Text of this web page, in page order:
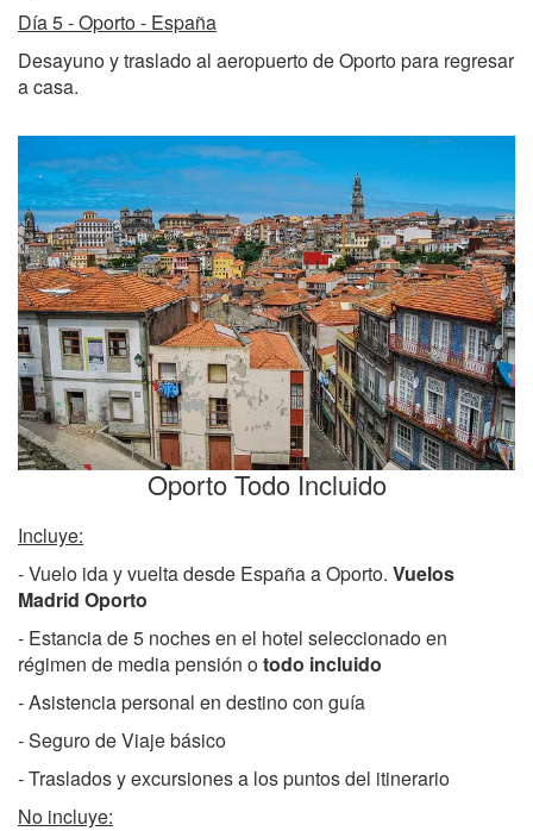
Día 5 - Oporto - España
Desayuno y traslado al aeropuerto de Oporto para regresar
a casa.
Oporto Todo Incluido
Incluye:
- Vuelo ida y vuelta desde España a Oporto. Vuelos
Madrid Oporto
- Estancia de 5 noches en el hotel seleccionado en
régimen de media pensión otodo incluido
- Asistencia personal en destino con guía
- Seguro de Viaje básico
- Traslados y excursiones a los puntos del itinerario
No incluye: